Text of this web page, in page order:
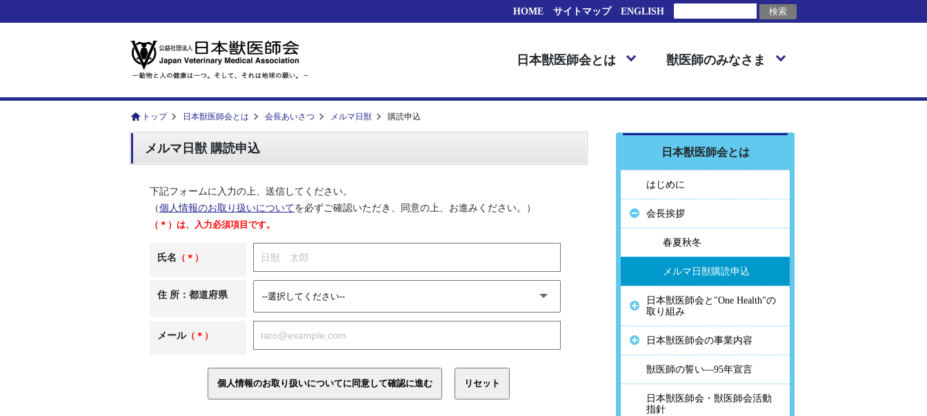
HOME サイトマップ ENGLISH
日本獣医師会とは 獣医師のみなさま
トップ 日本獣医師会とは 会長あいさつ メルマ日獣 購読申込
メルマ日獣 購読申込
下記フォームに入力の上、送信してください。
（個人情報のお取り扱いについてを必ずご確認いただき、同意の上、お進みください。）
（＊）は、入力必須項目です。
氏名 （＊）
住 所：都道府県
メール（＊）
個人情報のお取り扱いについてに同意して確認に進む リセット
日本獣医師会とは
はじめに
会長挨拶
春夏秋冬
メルマ日獣購読申込
日本獣医師会と"One Health"の
取り組み
日本獣医師会の事業内容
獣医師の誓い―95年宣言
日本獣医師会・獣医師会活動
指針